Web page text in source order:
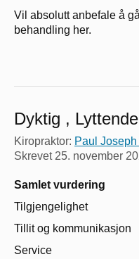
Vil absolutt anbefale å
behandling her.
Dyktig ,
Kiropraktor: Paul
Skrevet 25. november
Samlet vurdering
Tilgjengelighet
Tillit og kommunikasjon
Service